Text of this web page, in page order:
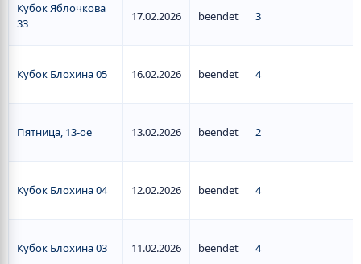
Кубок Яблочкова
33
17.02.2026 beendet 3
Кубок Блохина 05 16.02.2026 beendet 4
Пятница, 13-ое 13.02.2026 beendet 2
Кубок Блохина 04 12.02.2026 beendet 4
Кубок Блохина 03 11.02.2026 beendet 4